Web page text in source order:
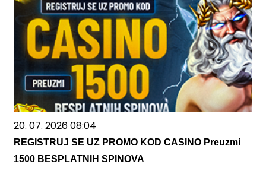
20. 07. 2026 08:04
REGISTRUJ SE UZ PROMO KOD CASINO Preuzmi
1500 BESPLATNIH SPINOVA